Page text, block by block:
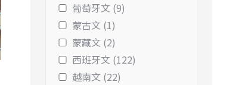
葡萄牙文 (9)
蒙古文 (1)
蒙藏文 (2)
西班牙文 (122)
越南文 (22)